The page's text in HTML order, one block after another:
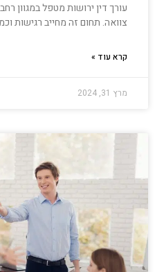
עורך דין ירושות מטפל במגוון
צוואה. תחום זה מחייב רגישות
קרא עוד »
מרץ 31, 2024